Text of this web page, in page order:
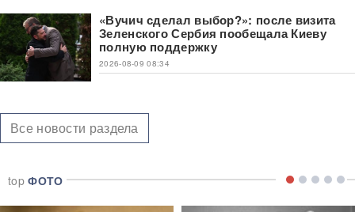
«Вучич сделал выбор?»: после визита
Зеленского Сербия пообещала Киеву
полную поддержку
2026-08-09 08:34
Все новости раздела
topФОТО